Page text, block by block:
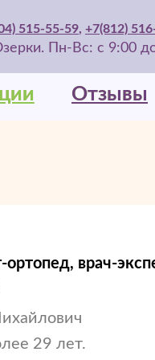
Пн-Вс: с 9:00
515-55-59, +7(812)
Отзывы
Отзывы
29 лет.
ортопед, врач-